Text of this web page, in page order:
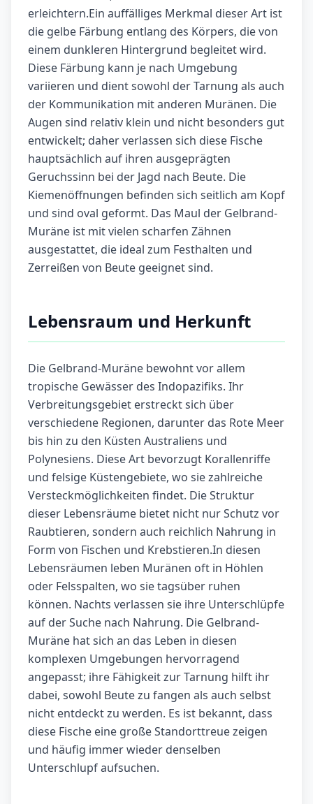
erleichtern.Ein auffälliges Merkmal dieser Art ist
die gelbe Färbung entlang des Körpers, die von
einem dunkleren Hintergrund begleitet wird.
Diese Färbung kann je nach Umgebung
variieren und dient sowohl der Tarnung als auch
der Kommunikation mit anderen Muränen. Die
Augen sind relativ klein und nicht besonders gut
entwickelt; daher verlassen sich diese Fische
hauptsächlich auf ihren ausgeprägten
Geruchssinn bei der Jagd nach Beute. Die
Kiemenöffnungen befinden sich seitlich am Kopf
und sind oval geformt. Das Maul der Gelbrand-
Muräne ist mit vielen scharfen Zähnen
ausgestattet, die ideal zum Festhalten und
Zerreißen von Beute geeignet sind.
Lebensraum und Herkunft
Die Gelbrand-Muräne bewohnt vor allem
tropische Gewässer des Indopazifiks. Ihr
Verbreitungsgebiet erstreckt sich über
verschiedene Regionen, darunter das Rote Meer
bis hin zu den Küsten Australiens und
Polynesiens. Diese Art bevorzugt Korallenriffe
und felsige Küstengebiete, wo sie zahlreiche
Versteckmöglichkeiten findet. Die Struktur
dieser Lebensräume bietet nicht nur Schutz vor
Raubtieren, sondern auch reichlich Nahrung in
Form von Fischen und Krebstieren.In diesen
Lebensräumen leben Muränen oft in Höhlen
oder Felsspalten, wo sie tagsüber ruhen
können. Nachts verlassen sie ihre Unterschlüpfe
auf der Suche nach Nahrung. Die Gelbrand-
Muräne hat sich an das Leben in diesen
komplexen Umgebungen hervorragend
angepasst; ihre Fähigkeit zur Tarnung hilft ihr
dabei, sowohl Beute zu fangen als auch selbst
nicht entdeckt zu werden. Es ist bekannt, dass
diese Fische eine große Standorttreue zeigen
und häufig immer wieder denselben
Unterschlupf aufsuchen.